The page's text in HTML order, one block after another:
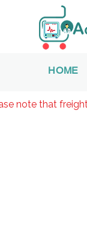
HOME
note that